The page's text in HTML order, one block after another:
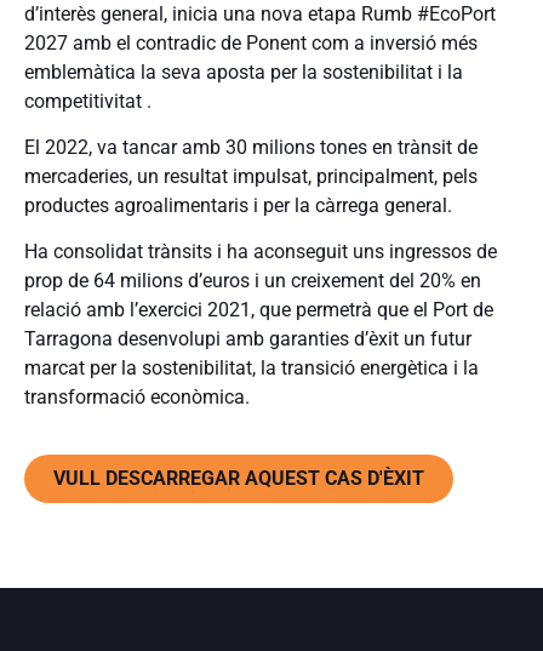
d’interès general, inicia una nova etapa Rumb #EcoPort
2027 amb el contradic de Ponent com a inversió més
emblemàtica la seva aposta per la sostenibilitat i la
competitivitat .
El 2022, va tancar amb 30 milions tones en trànsit de
mercaderies, un resultat impulsat, principalment, pels
productes agroalimentaris i per la càrrega general.
Ha consolidat trànsits i ha aconseguit uns ingressos de
prop de 64 milions d’euros i un creixement del 20% en
relació amb l’exercici 2021, que permetrà que el Port de
Tarragona desenvolupi amb garanties d’èxit un futur
marcat per la sostenibilitat, la transició energètica i la
transformació econòmica.
VULL DESCARREGAR AQUEST CAS D'ÈXIT